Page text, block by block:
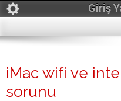
Giriş
iMac wifi ve
sorunu